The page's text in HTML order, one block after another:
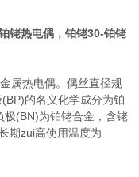
铑热电偶，铂铑30-铂铑
属热电偶。偶丝直径规
的名义化学成分为铂
极(BN)为铂铑合金，含铑
期zui高使用温度为